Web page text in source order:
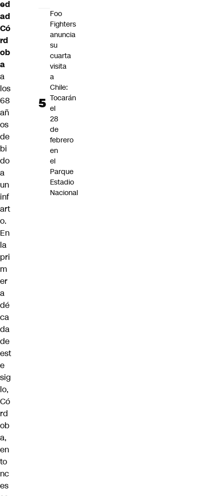
ed
ad
Có
rd
ob
a
a
los
68
añ
os
de
bi
do
a
un
inf
art
o.
En
la
pri
m
er
a
dé
ca
da
de
est
e
sig
lo,
Có
rd
ob
a,
en
to
nc
es
Foo
Fighters
anuncia
su
cuarta
visita
a
Chile:
Tocarán
el
28
de
febrero
en
el
Parque
Estadio
Nacional